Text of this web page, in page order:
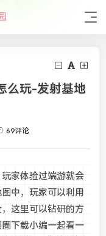
么玩-发射基地
69评论
家体验过端游就会
中，玩家可以利用
这里可以钻研的方
下载小编一起看一